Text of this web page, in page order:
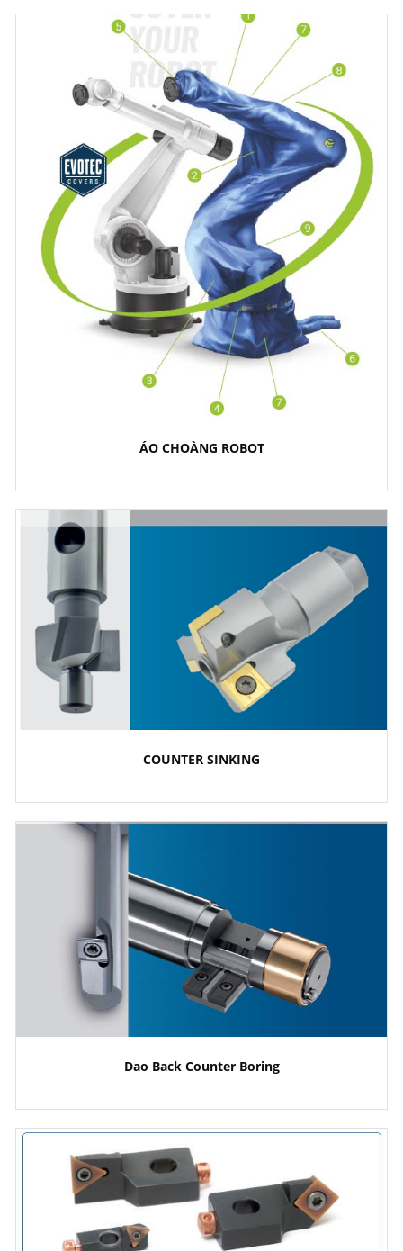
ÁO CHOÀNG ROBOT
COUNTER SINKING
Dao Back Counter Boring